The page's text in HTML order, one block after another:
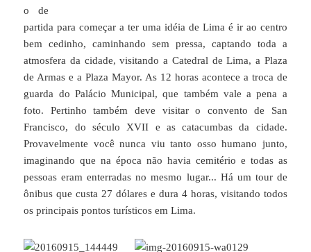
o de
partida para começar a ter uma idéia de Lima é ir ao centro
bem cedinho, caminhando sem pressa, captando toda a
atmosfera da cidade, visitando a Catedral de Lima, a Plaza
de Armas e a Plaza Mayor. As 12 horas acontece a troca de
guarda do Palácio Municipal, que também vale a pena a
foto. Pertinho também deve visitar o convento de San
Francisco, do século XVII e as catacumbas da cidade.
Provavelmente você nunca viu tanto osso humano junto,
imaginando que na época não havia cemitério e todas as
pessoas eram enterradas no mesmo lugar... Há um tour de
ônibus que custa 27 dólares e dura 4 horas, visitando todos
os principais pontos turísticos em Lima.